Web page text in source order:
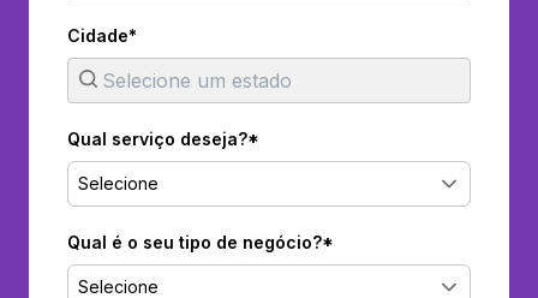
Cidade*
Qual serviço deseja?*
Selecione
Qual é o seu tipo de negócio?*
Selecione